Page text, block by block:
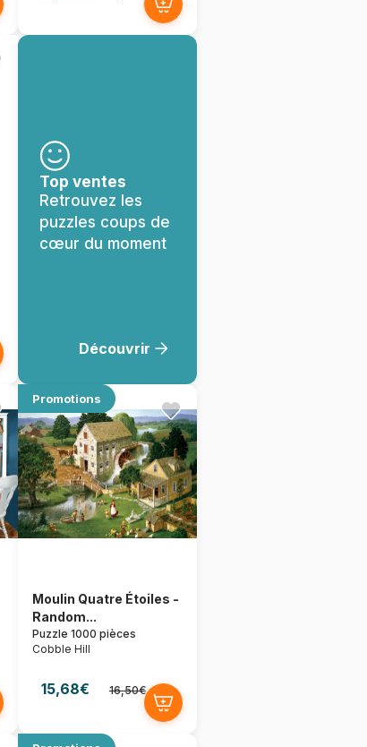
Top ventes
Retrouvez les
puzzles coups de
cœur du moment
Découvrir
Promotions
Moulin Quatre Étoiles -
Random...
Puzzle 1000 pièces
Cobble Hill
15,68€ 16,50€